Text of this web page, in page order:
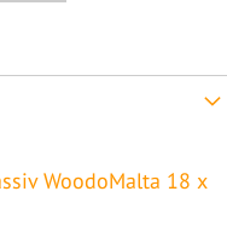
WoodoMalta 18 x